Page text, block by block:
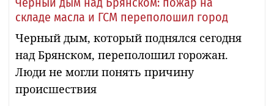
складе масла и ГСМ переполошил город
Черный дым, который поднялся сегодня
над Брянском, переполошил горожан.
Люди не могли понять причину
происшествия